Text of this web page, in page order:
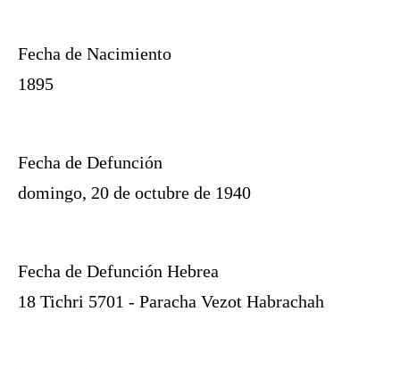
Fecha de Nacimiento
1895
Fecha de Defunción
domingo, 20 de octubre de 1940
Fecha de Defunción Hebrea
18 Tichri 5701 - Paracha Vezot Habrachah